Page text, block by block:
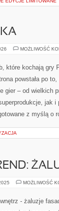
MOŻLIWOŚĆ
które chcą
przejść drogę
pozytywnie
tym, by nauka
Niezależnie
EDYCJE LIMITOWANE